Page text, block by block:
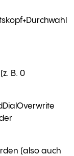
B. 0
(also auch